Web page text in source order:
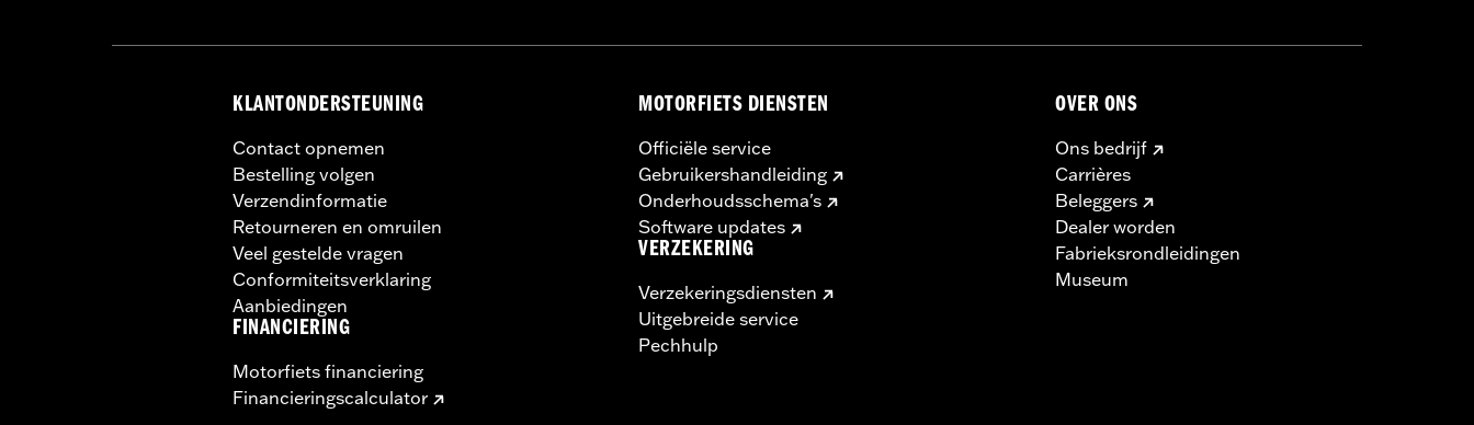
Hoogte windscherm maateenheid:
KLANTONDERSTEUNING
Contact opnemen
Bestelling volgen
Verzendinformatie
Retourneren en omruilen
Veel gestelde vragen
Conformiteitsverklaring
Aanbiedingen
FINANCIERING
Motorfiets financiering
Financieringscalculator
MOTORFIETS DIENSTEN
Officiële service
Gebruikershandleiding
Onderhoudsschema's
Software updates
VERZEKERING
Verzekeringsdiensten
Uitgebreide service
Pechhulp
OVER ONS
Ons bedrijf
Carrières
Beleggers
Dealer worden
Fabrieksrondleidingen
Museum